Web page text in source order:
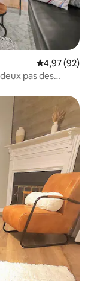
Évaluation
4,97 (92)
pas des